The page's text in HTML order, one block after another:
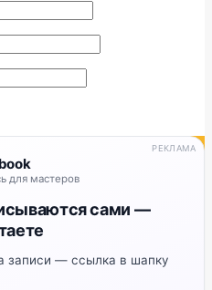
для мастеров
сами —
записи — ссылка в шапку
РЕКЛАМА